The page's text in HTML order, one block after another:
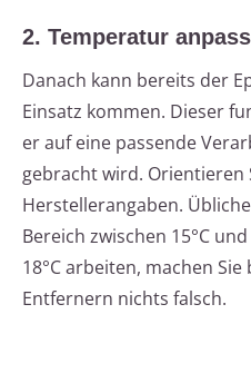
2. Temperatur
Danach kann bereits der
Einsatz kommen. Dieser
er auf eine passende
gebracht wird. Orientieren
Herstellerangaben.
Bereich zwischen 15°C
18°C arbeiten, machen
Entfernern nichts falsch.